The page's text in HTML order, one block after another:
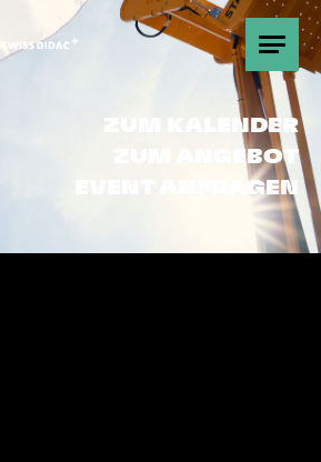
ZUM KALENDER
ZUM ANGEBOT
EVENT ANFRAGEN